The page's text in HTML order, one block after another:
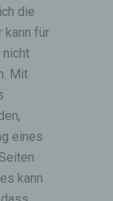
die
kann für
nicht
Mit
eines
kann
oder
deren
für die
Hilfe